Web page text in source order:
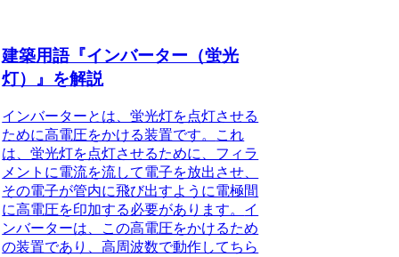
建築用語『インバーター（蛍光
灯）』を解説
インバーターとは、蛍光灯を点灯させる
ために高電圧をかける装置です。
これ
は、蛍光灯を点灯させるために、フィラ
メントに電流を流して電子を放出させ、
その電子が管内に飛び出すように電極間
に高電圧を印加する必要があります。 イ
ンバーターは、この高電圧をかけるため
の装置であり、高周波数で動作してちら